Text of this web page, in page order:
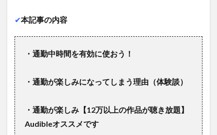
✔︎本記事の内容
・通勤中時間を有効に使おう！
・通勤が楽しみになってしまう理由（体験談）
・通勤が楽しみ【12万以上の作品が聴き放題】
Audibleオススメです